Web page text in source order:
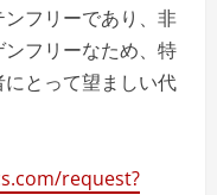
フリーであり、非
フリーなため、特
とって望ましい代
request?